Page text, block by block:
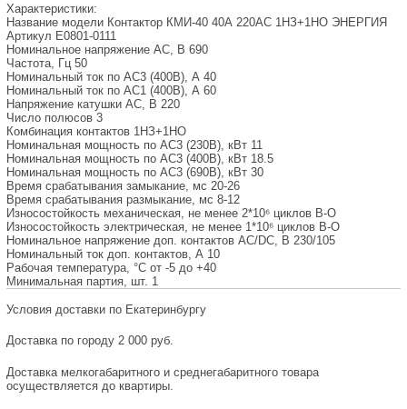
Характеристики:
Название модели Контактор КМИ-40 40А 220AC 1НЗ+1НО ЭНЕРГИЯ
Артикул Е0801-0111
Номинальное напряжение AC, В 690
Частота, Гц 50
Номинальный ток по AC3 (400В), А 40
Номинальный ток по AC1 (400В), А 60
Напряжение катушки AC, В 220
Число полюсов 3
Комбинация контактов 1НЗ+1НО
Номинальная мощность по АС3 (230В), кВт 11
Номинальная мощность по АС3 (400В), кВт 18.5
Номинальная мощность по АС3 (690В), кВт 30
Время срабатывания замыкание, мс 20-26
Время срабатывания размыкание, мс 8-12
Износостойкость механическая, не менее 2*10⁶ циклов В-О
Износостойкость электрическая, не менее 1*10⁶ циклов В-О
Номинальное напряжение доп. контактов AC/DC, В 230/105
Номинальный ток доп. контактов, А 10
Рабочая температура, °С от -5 до +40
Минимальная партия, шт. 1
Условия доставки по Екатеринбургу
Доставка по городу 2 000 руб.
Доставка мелкогабаритного и среднегабаритного товара
осуществляется до квартиры.